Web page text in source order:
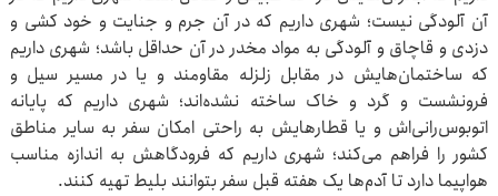
آن آلودگی نیست؛ شهری داریم که در آن جرم و جنایت و خود کشی و
دزدی و قاچاق و آلودگی به مواد مخدر در آن حداقل باشد؛ شهری داریم
که ساختمان‌هایش در مقابل زلزله مقاومند و یا در مسیر سیل و
فرونشست و گرد و خاک ساخته نشده‌اند؛ شهری داریم که پایانه
اتوبوس‌رانی‌اش و یا قطارهایش به راحتی امکان سفر به سایر مناطق
کشور را فراهم می‌کند؛ شهری داریم که فرودگاهش به اندازه مناسب
هواپیما دارد تا آدم‌ها یک هفته قبل سفر بتوانند بلیط تهیه کنند.